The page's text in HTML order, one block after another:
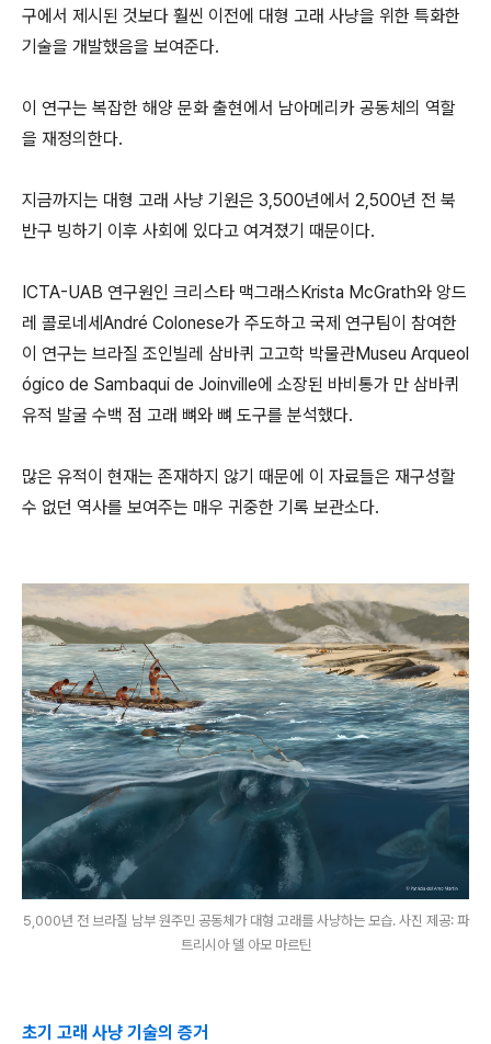
구에서 제시된 것보다 훨씬 이전에 대형 고래 사냥을 위한 특화한
기술을 개발했음을 보여준다.
이 연구는 복잡한 해양 문화 출현에서 남아메리카 공동체의 역할
을 재정의한다.
지금까지는 대형 고래 사냥 기원은 3,500년에서 2,500년 전 북
반구 빙하기 이후 사회에 있다고 여겨졌기 때문이다.
ICTA-UAB 연구원인 크리스타 맥그래스Krista McGrath와 앙드
레 콜로네세André Colonese가 주도하고 국제 연구팀이 참여한
이 연구는 브라질 조인빌레 삼바퀴 고고학 박물관Museu Arqueol
ógico de Sambaqui de Joinville에 소장된 바비통가 만 삼바퀴
유적 발굴 수백 점 고래 뼈와 뼈 도구를 분석했다.
많은 유적이 현재는 존재하지 않기 때문에 이 자료들은 재구성할
수 없던 역사를 보여주는 매우 귀중한 기록 보관소다.
5,000년 전 브라질 남부 원주민 공동체가 대형 고래를 사냥하는 모습. 사진 제공: 파
트리시아 델 아모 마르틴
초기 고래 사냥 기술의 증거